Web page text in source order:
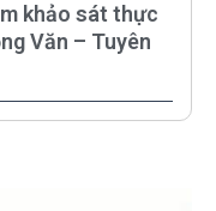
khảo sát thực
Văn – Tuyên